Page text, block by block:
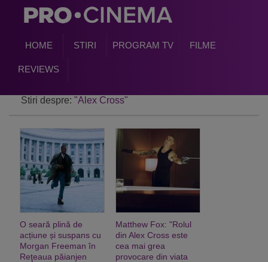
HOME STIRI PROGRAM TV FILME
REVIEWS
Stiri despre: "Alex Cross"
O seară plină de
acțiune și suspans cu
Morgan Freeman în
Reţeaua păianjen
Matthew Fox: "Rolul
din Alex Cross este
cea mai grea
provocare din viata